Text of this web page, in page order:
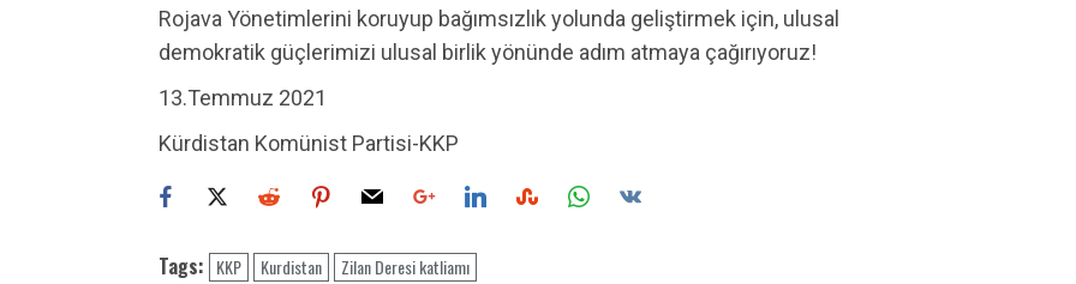
Rojava Yönetimlerini koruyup bağımsızlık yolunda geliştirmek için, ulusal
demokratik güçlerimizi ulusal birlik yönünde adım atmaya çağırıyoruz!
13.Temmuz 2021
Kürdistan Komünist Partisi-KKP
Tags: KKP Kurdistan Zilan Deresi katliamı